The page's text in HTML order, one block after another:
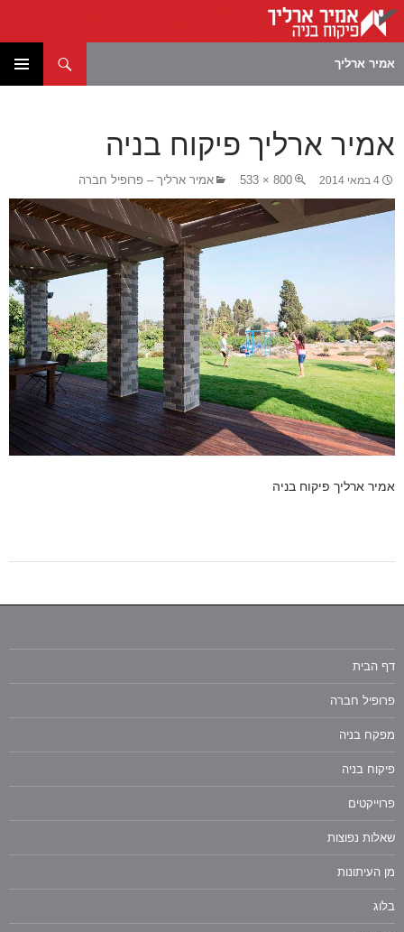
אמיר ארליך
אמיר ארליך פיקוח בניה
4 במאי 2014 800 × 533 אמיר ארליך – פרופיל חברה
אמיר ארליך פיקוח בניה
דף הבית
פרופיל חברה
מפקח בניה
פיקוח בניה
פרוייקטים
שאלות נפוצות
מן העיתונות
בלוג